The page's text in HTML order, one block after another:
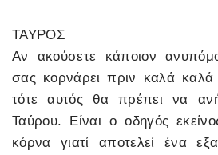
ΤΑΥΡΟΣ
Αν ακούσετε κάποιον
σας κορνάρει πριν καλά
τότε αυτός θα πρέπει να
Ταύρου. Είναι ο οδηγός
κόρνα γιατί αποτελεί ένα